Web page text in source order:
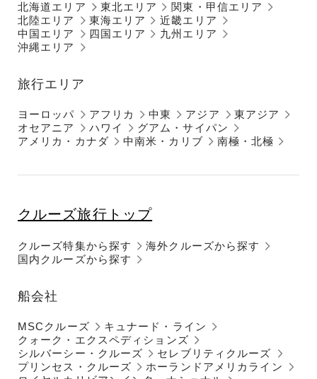
北海道エリア 東北エリア
関東・甲信エリア
北陸エリア
東海エリア
近畿エリア
中国エリア
四国エリア
九州エリア
沖縄エリア
旅行エリア
ヨーロッパ アフリカ 中東 アジア
東アジア
オセアニア
ハワイ
グアム・サイパン
アメリカ・カナダ
中南米・カリブ 南極・北極
クルーズ旅行トップ
クルーズ特集から探す
国内クルーズから探す
海外クルーズから探す
船会社
MSCクルーズ
キュナード・ライン
クォーク・エクスペディションズ
シルバーシー・クルーズ
セレブリティクルーズ
プリンセス・クルーズ
ホーランドアメリカライン